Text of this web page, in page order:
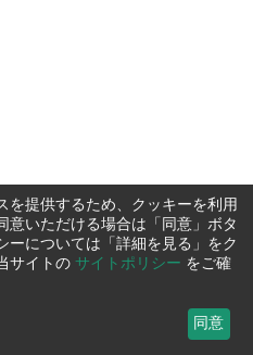
を提供するため、クッキーを利用
意いただける場合は「同意」ボタ
ーについては「詳細を見る」をク
サイトの サイトポリシー をご確
同意